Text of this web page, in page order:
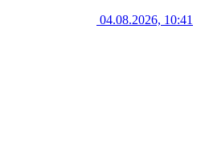
04.08.2026, 10:41